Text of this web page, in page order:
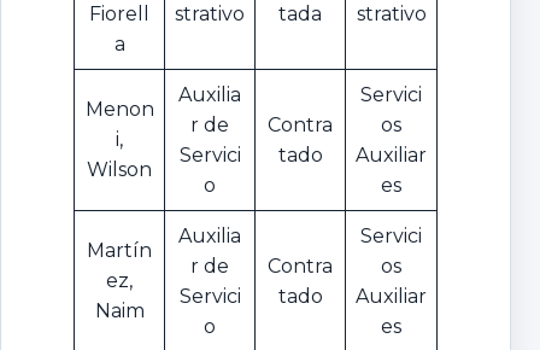
Fiorell
a
strativo
tada
strativo
Menon
i,
Wilson
Auxilia
r de
Servici
o
Contra
tado
Servici
os
Auxiliar
es
Martín
ez,
Naim
Auxilia
r de
Servici
o
Contra
tado
Servici
os
Auxiliar
es